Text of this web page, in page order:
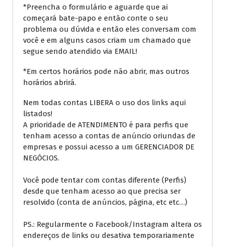
*Preencha o formulário e aguarde que ai
começará bate-papo e então conte o seu
problema ou dúvida e então eles conversam com
você e em alguns casos criam um chamado que
segue sendo atendido via EMAIL!
*Em certos horários pode não abrir, mas outros
horários abrirá.
Nem todas contas LIBERA o uso dos links aqui
listados!
A prioridade de ATENDIMENTO é para perfis que
tenham acesso a contas de anúncio oriundas de
empresas e possui acesso a um GERENCIADOR DE
NEGÓCIOS.
Você pode tentar com contas diferente (Perfis)
desde que tenham acesso ao que precisa ser
resolvido (conta de anúncios, página, etc etc…)
PS.: Regularmente o Facebook/Instagram altera os
endereços de links ou desativa temporariamente